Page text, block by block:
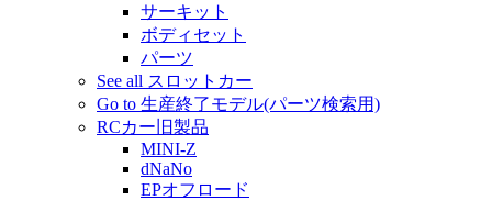
サーキット
ボディセット
パーツ
See all スロットカー
Go to 生産終了モデル(パーツ検索用)
RCカー旧製品
MINI-Z
dNaNo
EPオフロード